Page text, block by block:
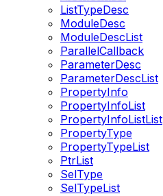
ListTypeDesc
ModuleDesc
ModuleDescList
ParallelCallback
ParameterDesc
ParameterDescList
PropertyInfo
PropertyInfoList
PropertyInfoListList
PropertyType
PropertyTypeList
PtrList
SelType
SelTypeList